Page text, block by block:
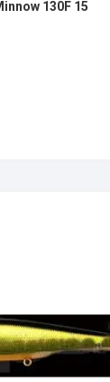
130F 15